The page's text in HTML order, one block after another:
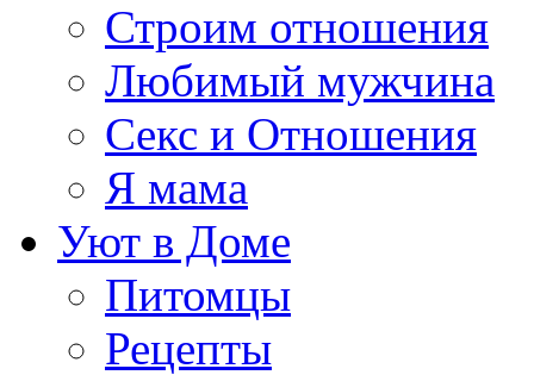
Строим отношения
Любимый мужчина
Секс и Отношения
Я мама
Уют в Доме
Питомцы
Рецепты